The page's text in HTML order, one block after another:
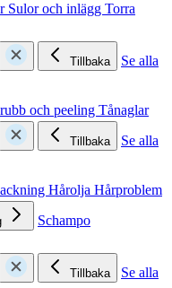
Sulor och inlägg Torra
Tillbaka
Se alla
och peeling Tånaglar
Tillbaka
Se alla
Hårolja Hårproblem
Schampo
Tillbaka
Se alla